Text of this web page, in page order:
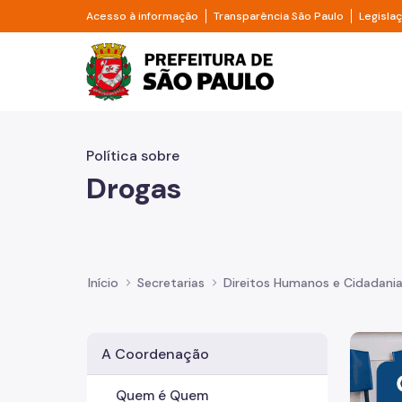
Pular para o Conteúdo principal
Acesso à informação Divisor de acesso à informação
Transparência São Paulo Divisor
Prefeitura de São
Política sobre
Drogas
Início Secretarias Direitos Humanos e Cidadania
A Coordenação
Quem é Quem